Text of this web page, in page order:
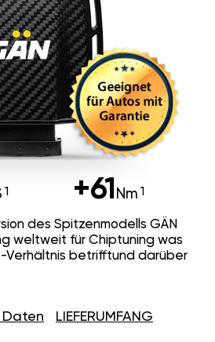
+61 Nm
des Spitzenmodells GÄN
weltweit für Chiptuning was
Verhältnis betrifftund darüber
Daten LIEFERUMFANG